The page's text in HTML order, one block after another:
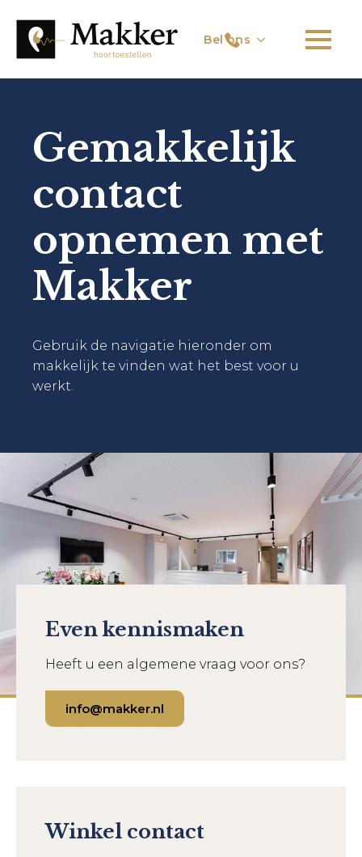
Bel ons
Gemakkelijk
contact
opnemen met
Makker
Gebruik de navigatie hieronder om
makkelijk te vinden wat het best voor u
werkt.
Even kennismaken
Heeft u een algemene vraag voor ons?
info@makker.nl
Winkel contact